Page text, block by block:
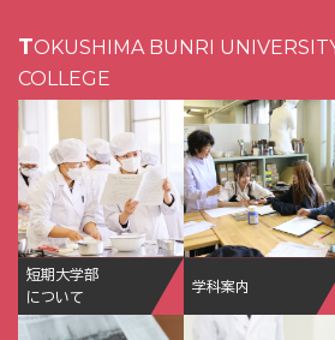
TOKUSHIMA BUNRI UNIVERSITY JUNIOR
COLLEGE
短期大学部
について
学科案内